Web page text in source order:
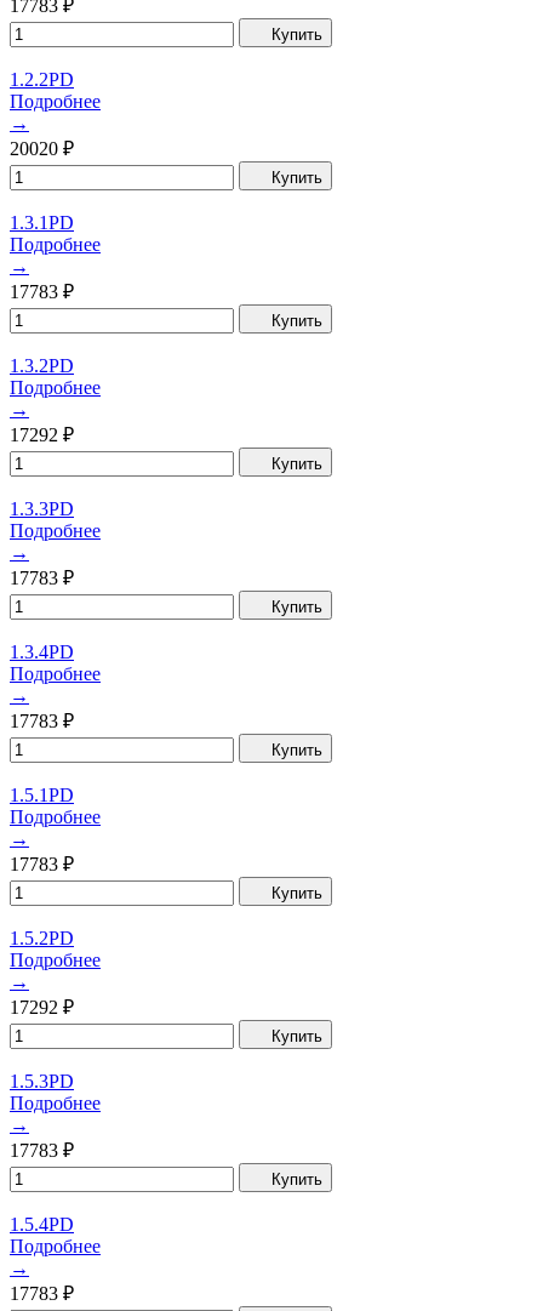
17783 ₽
Купить
1.2.2PD
Подробнее
→
20020 ₽
Купить
1.3.1PD
Подробнее
→
17783 ₽
Купить
1.3.2PD
Подробнее
→
17292 ₽
Купить
1.3.3PD
Подробнее
→
17783 ₽
Купить
1.3.4PD
Подробнее
→
17783 ₽
Купить
1.5.1PD
Подробнее
→
17783 ₽
Купить
1.5.2PD
Подробнее
→
17292 ₽
Купить
1.5.3PD
Подробнее
→
17783 ₽
Купить
1.5.4PD
Подробнее
→
17783 ₽